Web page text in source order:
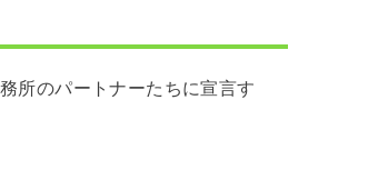
所のパートナーたちに宣言す